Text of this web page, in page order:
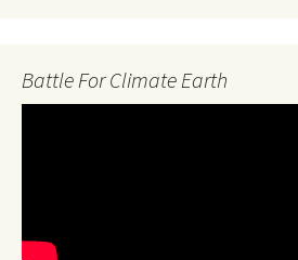
Battle For Climate Earth